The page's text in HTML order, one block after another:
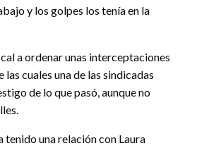
y los golpes los tenía en la
a ordenar unas interceptaciones
las cuales una de las sindicadas
de lo que pasó, aunque no
tenido una relación con Laura